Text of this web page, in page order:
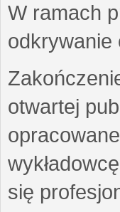
W ramach
odkrywanie
otwartej
się